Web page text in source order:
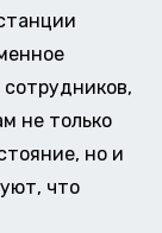
не только
но и
что